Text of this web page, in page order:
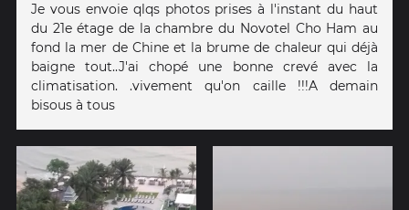
Je vous envoie qlqs photos prises à l'instant du haut
du 21e étage de la chambre du Novotel Cho Ham au
fond la mer de Chine et la brume de chaleur qui déjà
baigne tout..J'ai chopé une bonne crevé avec la
climatisation. .vivement qu'on caille !!!A demain
bisous à tous